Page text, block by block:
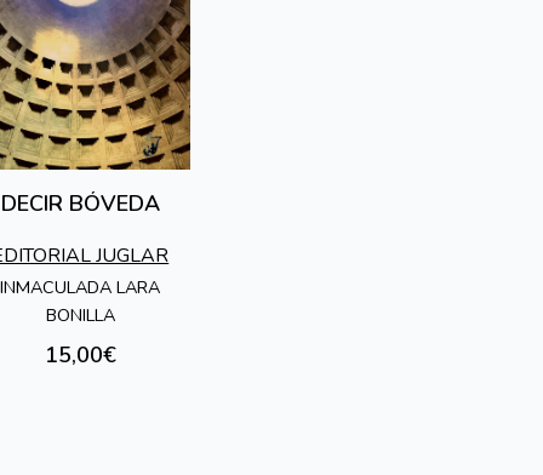
DECIR BÓVEDA
JUGLAR
INMACULADA LARA
BONILLA
15,00€